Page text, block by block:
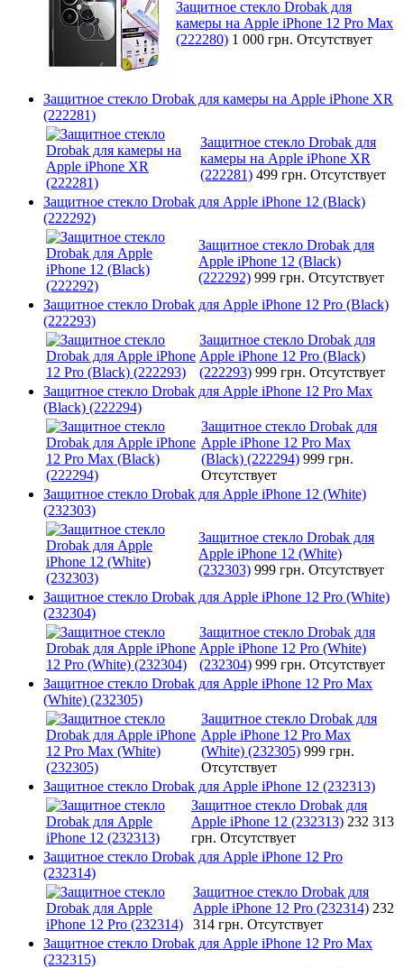
Защитное стекло Drobak для
камеры на Apple iPhone 12 Pro Max
(222280) 1 000 грн. Отсутствует
Защитное стекло Drobak для камеры на Apple iPhone XR
(222281)
Защитное стекло Drobak для
камеры на Apple iPhone XR
(222281) 499 грн. Отсутствует
Защитное стекло Drobak для Apple iPhone 12 (Black)
(222292)
Защитное стекло Drobak для
Apple iPhone 12 (Black)
(222292) 999 грн. Отсутствует
Защитное стекло Drobak для Apple iPhone 12 Pro (Black)
(222293)
Защитное стекло Drobak для
Apple iPhone 12 Pro (Black)
(222293) 999 грн. Отсутствует
Защитное стекло Drobak для Apple iPhone 12 Pro Max
(Black) (222294)
Защитное стекло Drobak для
Apple iPhone 12 Pro Max
(Black) (222294) 999 грн.
Отсутствует
Защитное стекло Drobak для Apple iPhone 12 (White)
(232303)
Защитное стекло Drobak для
Apple iPhone 12 (White)
(232303) 999 грн. Отсутствует
Защитное стекло Drobak для Apple iPhone 12 Pro (White)
(232304)
Защитное стекло Drobak для
Apple iPhone 12 Pro (White)
(232304) 999 грн. Отсутствует
Защитное стекло Drobak для Apple iPhone 12 Pro Max
(White) (232305)
Защитное стекло Drobak для
Apple iPhone 12 Pro Max
(White) (232305) 999 грн.
Отсутствует
Защитное стекло Drobak для Apple iPhone 12 (232313)
Защитное стекло Drobak для
Apple iPhone 12 (232313) 232 313
грн. Отсутствует
Защитное стекло Drobak для Apple iPhone 12 Pro
(232314)
Защитное стекло Drobak для
Apple iPhone 12 Pro (232314) 232
314 грн. Отсутствует
Защитное стекло Drobak для Apple iPhone 12 Pro Max
(232315)